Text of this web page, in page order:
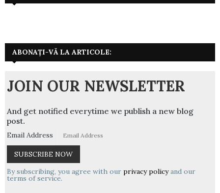
ABONAȚI-VĂ LA ARTICOLE:
JOIN OUR NEWSLETTER
And get notified everytime we publish a new blog
post.
Email Address
By subscribing, you agree with our privacy policyand our
terms of service.